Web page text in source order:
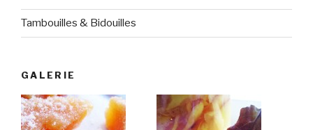
Tambouilles & Bidouilles
GALERIE